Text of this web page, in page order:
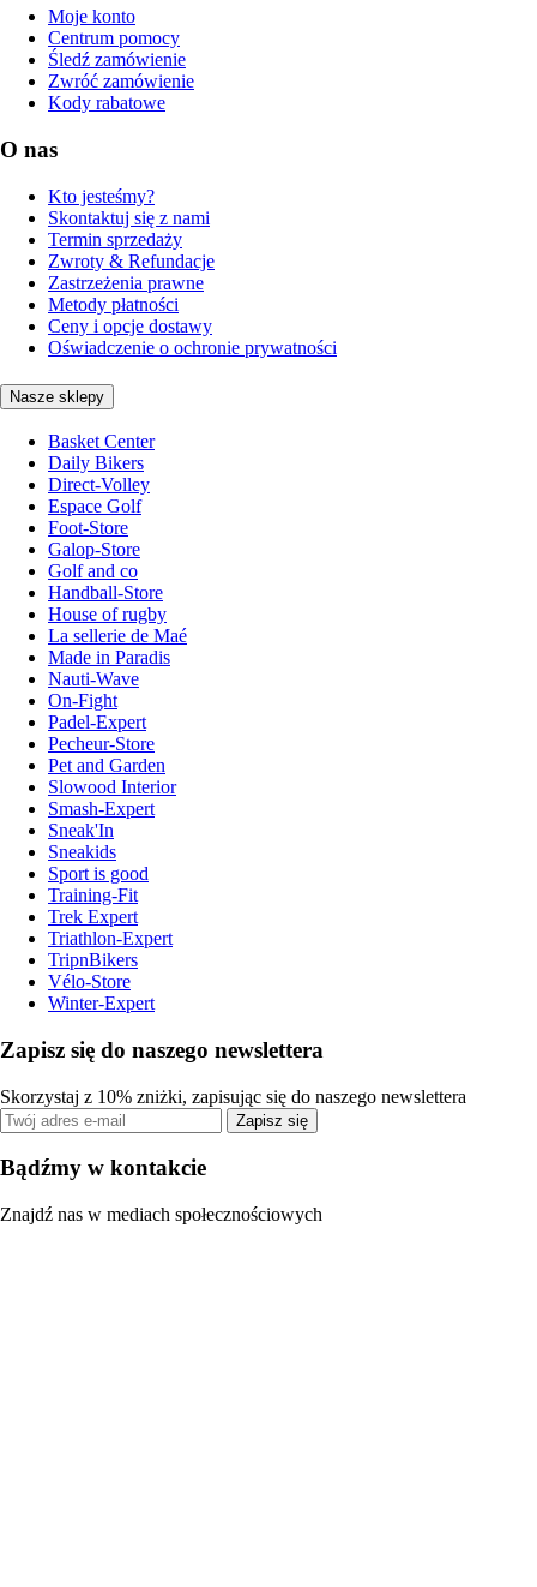
Moje konto
Centrum pomocy
Śledź zamówienie
Zwróć zamówienie
Kody rabatowe
O nas
Kto jesteśmy?
Skontaktuj się z nami
Termin sprzedaży
Zwroty & Refundacje
Zastrzeżenia prawne
Metody płatności
Ceny i opcje dostawy
Oświadczenie o ochronie prywatności
Nasze sklepy
Basket Center
Daily Bikers
Direct-Volley
Espace Golf
Foot-Store
Galop-Store
Golf and co
Handball-Store
House of rugby
La sellerie de Maé
Made in Paradis
Nauti-Wave
On-Fight
Padel-Expert
Pecheur-Store
Pet and Garden
Slowood Interior
Smash-Expert
Sneak'In
Sneakids
Sport is good
Training-Fit
Trek Expert
Triathlon-Expert
TripnBikers
Vélo-Store
Winter-Expert
Zapisz się do naszego newslettera
Skorzystaj z 10% zniżki, zapisując się do naszego newslettera
Zapisz się
Bądźmy w kontakcie
Znajdź nas w mediach społecznościowych